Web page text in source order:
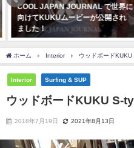
COOL JAPAN JOURNAL で世界に
向けてKUKUムービーが公開され
ました！
ホーム Interior ウッドボードKUKU
Interior Surfing & SUP
ウッドボードKUKU S-
2018年7月19日 2021年8月13日